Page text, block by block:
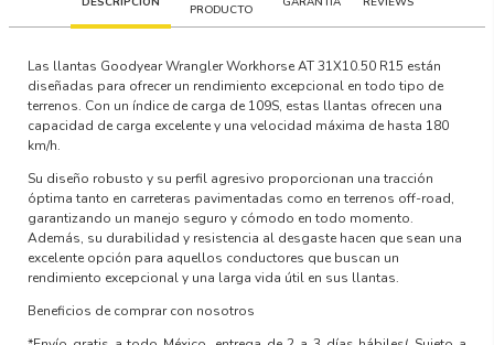
PRODUCTO
Las llantas Goodyear Wrangler Workhorse AT 31X10.50 R15 están
diseñadas para ofrecer un rendimiento excepcional en todo tipo de
terrenos. Con un índice de carga de 109S, estas llantas ofrecen una
capacidad de carga excelente y una velocidad máxima de hasta 180
km/h.
Su diseño robusto y su perfil agresivo proporcionan una tracción
óptima tanto en carreteras pavimentadas como en terrenos off-road,
garantizando un manejo seguro y cómodo en todo momento.
Además, su durabilidad y resistencia al desgaste hacen que sean una
excelente opción para aquellos conductores que buscan un
rendimiento excepcional y una larga vida útil en sus llantas.
Beneficios de comprar con nosotros